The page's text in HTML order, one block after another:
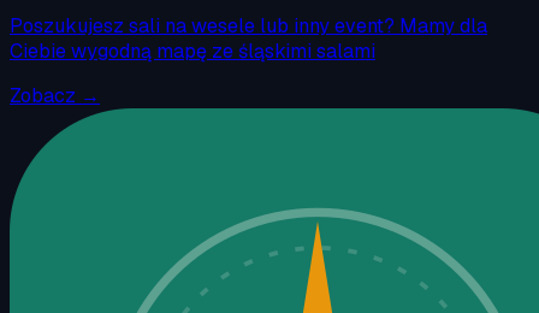
Poszukujesz sali na wesele lub inny event? Mamy dla
Ciebie wygodną mapę ze śląskimi salami
Zobacz →